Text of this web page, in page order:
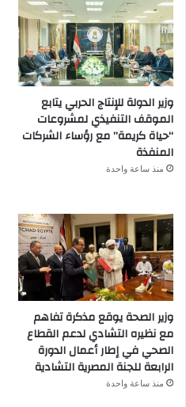
وزير الدولة للإنتاج الحربي يتابع
الموقف التنفيذي لمشروعات
“حياة كريمة” مع رؤساء الشركات
المنفذة
منذ ساعة واحدة
وزير الصحة يوقع مذكرة تفاهم
مع نظيره التشادي لدعم القطاع
الصحي في إطار أعمال الدورة
الرابعة للجنة المصرية التشادية
منذ ساعة واحدة